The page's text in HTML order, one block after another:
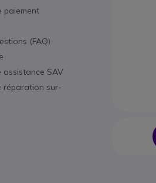
paiement
(FAQ)
assistance SAV
réparation sur-